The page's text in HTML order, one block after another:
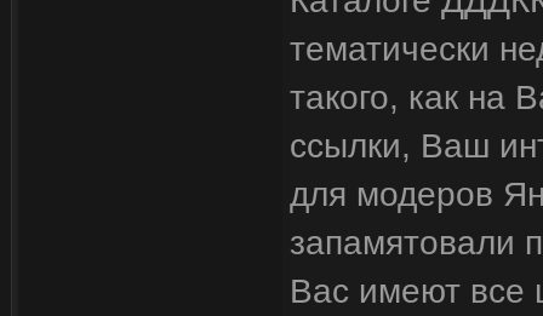
тематически
такого, как на
ссылки, Ваш
для модеров
запамятовали
Вас имеют все